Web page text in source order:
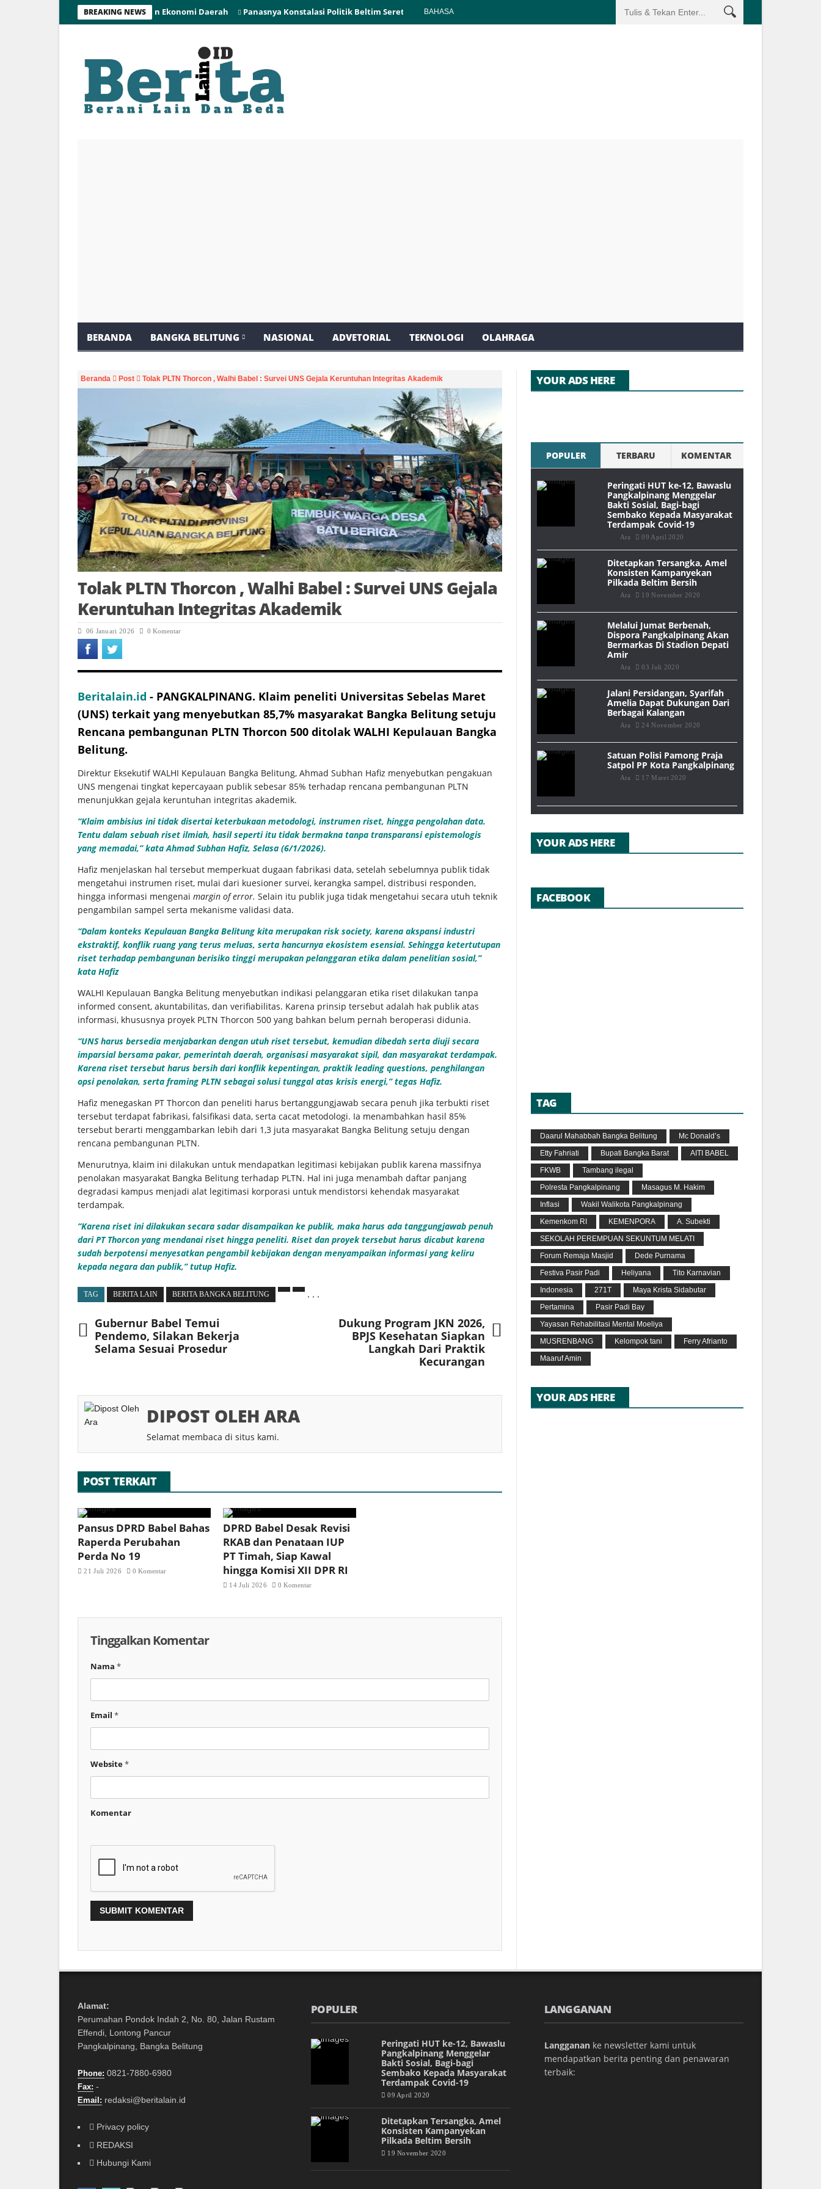
BREAKING NEWS
Sinergi Bank Indonesia Pulihkan Ekonomi Daerah Panasnya Konstalasi Politik Beltim Seret Amel Kemeja Hijau, Amel:Letak Kesalahan Saya Dimana Gubernur Erzaldi Dorong Penetapan Alur
BAHASA
BERANDA BANGKA BELITUNG NASIONAL ADVETORIAL TEKNOLOGI OLAHRAGA
Beranda Post Tolak PLTN Thorcon , Walhi Babel : Survei UNS Gejala Keruntuhan Integritas Akademik
Tolak PLTN Thorcon , Walhi Babel : Survei UNS Gejala
Keruntuhan Integritas Akademik
06 Januari 2026 0 Komentar
Beritalain.id - PANGKALPINANG. Klaim peneliti Universitas Sebelas Maret
(UNS) terkait yang menyebutkan 85,7% masyarakat Bangka Belitung setuju
Rencana pembangunan PLTN Thorcon 500 ditolak WALHI Kepulauan Bangka
Belitung.
Direktur Eksekutif WALHI Kepulauan Bangka Belitung, Ahmad Subhan Hafiz menyebutkan pengakuan
UNS mengenai tingkat kepercayaan publik sebesar 85% terhadap rencana pembangunan PLTN
menunjukkan gejala keruntuhan integritas akademik.
“Klaim ambisius ini tidak disertai keterbukaan metodologi, instrumen riset, hingga pengolahan data.
Tentu dalam sebuah riset ilmiah, hasil seperti itu tidak bermakna tanpa transparansi epistemologis
yang memadai,” kata Ahmad Subhan Hafiz, Selasa (6/1/2026).
Hafiz menjelaskan hal tersebut memperkuat dugaan fabrikasi data, setelah sebelumnya publik tidak
mengetahui instrumen riset, mulai dari kuesioner survei, kerangka sampel, distribusi responden,
hingga informasi mengenai margin of error. Selain itu publik juga tidak mengetahui secara utuh teknik
pengambilan sampel serta mekanisme validasi data.
“Dalam konteks Kepulauan Bangka Belitung kita merupakan risk society, karena akspansi industri
ekstraktif, konflik ruang yang terus meluas, serta hancurnya ekosistem esensial. Sehingga ketertutupan
riset terhadap pembangunan berisiko tinggi merupakan pelanggaran etika dalam penelitian sosial,”
kata Hafiz
WALHI Kepulauan Bangka Belitung menyebutkan indikasi pelanggaran etika riset dilakukan tanpa
informed consent, akuntabilitas, dan verifiabilitas. Karena prinsip tersebut adalah hak publik atas
informasi, khususnya proyek PLTN Thorcon 500 yang bahkan belum pernah beroperasi didunia.
“UNS harus bersedia menjabarkan dengan utuh riset tersebut, kemudian dibedah serta diuji secara
imparsial bersama pakar, pemerintah daerah, organisasi masyarakat sipil, dan masyarakat terdampak.
Karena riset tersebut harus bersih dari konflik kepentingan, praktik leading questions, penghilangan
opsi penolakan, serta framing PLTN sebagai solusi tunggal atas krisis energi,” tegas Hafiz.
Hafiz menegaskan PT Thorcon dan peneliti harus bertanggungjawab secara penuh jika terbukti riset
tersebut terdapat fabrikasi, falsifikasi data, serta cacat metodologi. Ia menambahkan hasil 85%
tersebut berarti menggambarkan lebih dari 1,3 juta masyarakat Bangka Belitung setuju dengan
rencana pembangunan PLTN.
Menurutnya, klaim ini dilakukan untuk mendapatkan legitimasi kebijakan publik karena massifnya
penolakan masyarakat Bangka Belitung terhadap PLTN. Hal ini juga menambah daftar panjang
degradasi kampus menjadi alat legitimasi korporasi untuk mendistorsi kehendak masyarakat
terdampak.
“Karena riset ini dilakukan secara sadar disampaikan ke publik, maka harus ada tanggungjawab penuh
dari PT Thorcon yang mendanai riset hingga peneliti. Riset dan proyek tersebut harus dicabut karena
sudah berpotensi menyesatkan pengambil kebijakan dengan menyampaikan informasi yang keliru
kepada negara dan publik,” tutup Hafiz.
TAG BERITA LAIN BERITA BANGKA BELITUNG
Gubernur Babel Temui
Pendemo, Silakan Bekerja
Selama Sesuai Prosedur
Dukung Program JKN 2026,
BPJS Kesehatan Siapkan
Langkah Dari Praktik
Kecurangan
DIPOST OLEH ARA
Selamat membaca di situs kami.
POST TERKAIT
Pansus DPRD Babel Bahas
Raperda Perubahan
Perda No 19
21 Juli 2026 0 Komentar
DPRD Babel Desak Revisi
RKAB dan Penataan IUP
PT Timah, Siap Kawal
hingga Komisi XII DPR RI
14 Juli 2026 0 Komentar
Tinggalkan Komentar
Nama *
Email *
Website*
Komentar
YOUR ADS HERE
POPULER TERBARU KOMENTAR
Peringati HUT ke-12, Bawaslu
Pangkalpinang Menggelar
Bakti Sosial, Bagi-bagi
Sembako Kepada Masyarakat
Terdampak Covid-19
Ara 09 April 2020
Ditetapkan Tersangka, Amel
Konsisten Kampanyekan
Pilkada Beltim Bersih
Ara 19 November 2020
Melalui Jumat Berbenah,
Dispora Pangkalpinang Akan
Bermarkas Di Stadion Depati
Amir
Ara 03 Juli 2020
Jalani Persidangan, Syarifah
Amelia Dapat Dukungan Dari
Berbagai Kalangan
Ara 24 November 2020
Satuan Polisi Pamong Praja
Satpol PP Kota Pangkalpinang
Ara 17 Maret 2020
YOUR ADS HERE
FACEBOOK
TAG
Daarul Mahabbah Bangka Belitung
Mc Donald’s
Etty Fahriati
Bupati Bangka Barat
AITI BABEL
FKWB
Tambang ilegal
Polresta Pangkalpinang
Masagus M. Hakim
Inflasi
Wakil Walikota Pangkalpinang
Kemenkom RI
KEMENPORA
A. Subekti
SEKOLAH PEREMPUAN SEKUNTUM MELATI
Forum Remaja Masjid
Dede Purnama
Festiva Pasir Padi
Heliyana
Tito Karnavian
Indonesia
271T
Maya Krista Sidabutar
Pertamina
Pasir Padi Bay
Yayasan Rehabilitasi Mental Moeliya
MUSRENBANG
Kelompok tani
Ferry Afrianto
Maaruf Amin
YOUR ADS HERE
Alamat:
Perumahan Pondok Indah 2, No. 80, Jalan Rustam
Effendi, Lontong Pancur
Pangkalpinang, Bangka Belitung
Phone: 0821-7880-6980
Fax: -
Email: redaksi@beritalain.id
Privacy policy
REDAKSI
Hubungi Kami
POPULER
Peringati HUT ke-12, Bawaslu
Pangkalpinang Menggelar
Bakti Sosial, Bagi-bagi
Sembako Kepada Masyarakat
Terdampak Covid-19
09 April 2020
Ditetapkan Tersangka, Amel
Konsisten Kampanyekan
Pilkada Beltim Bersih
19 November 2020
LANGGANAN
Langgananke newsletter kami untuk
mendapatkan berita penting dan penawaran
terbaik: